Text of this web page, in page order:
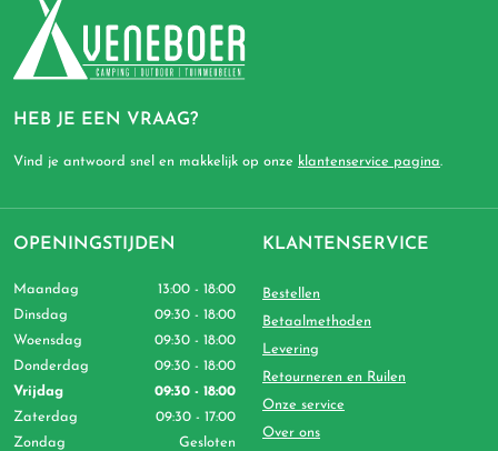
HEB JE EEN VRAAG?
Vind je antwoord snel en makkelijk op onze klantenservice pagina.
OPENINGSTIJDEN
Maandag
13:00 - 18:00
Dinsdag
09:30 - 18:00
Woensdag
09:30 - 18:00
Donderdag
09:30 - 18:00
Vrijdag
09:30 - 18:00
Zaterdag
09:30 - 17:00
Zondag
Gesloten
KLANTENSERVICE
Bestellen
Betaalmethoden
Levering
Retourneren en Ruilen
Onze service
Over ons